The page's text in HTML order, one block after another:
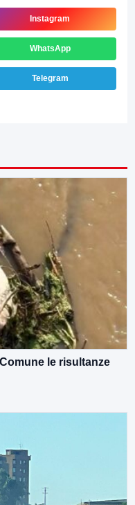
Instagram
WhatsApp
Telegram
le risultanze